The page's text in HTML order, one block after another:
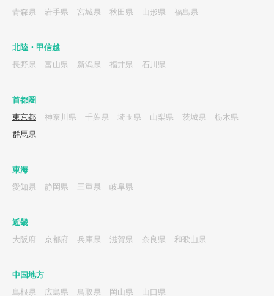
青森県
岩手県 宮城県 秋田県 山形県 福島県
北陸・甲信越
長野県
富山県 新潟県 福井県 石川県
首都圏
東京都
神奈川県 千葉県 埼玉県 山梨県 茨城県
栃木県
群馬県
東海
愛知県
静岡県 三重県 岐阜県
近畿
大阪府
京都府 兵庫県 滋賀県 奈良県 和歌山県
中国地方
島根県
広島県 鳥取県 岡山県 山口県